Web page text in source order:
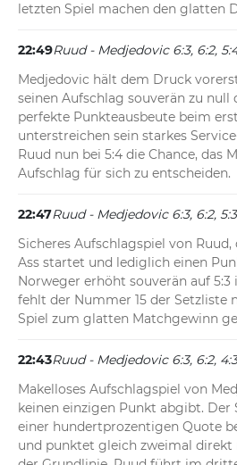
letzten Spiel machen den glatten
22:49Ruud - Medjedovic 6:3, 6:2,
Medjedovic hält dem Druck
seinen Aufschlag souverän zu null
perfekte Punkteausbeute beim
unterstreichen sein starkes
Ruud nun bei 5:4 die Chance, das
Aufschlag für sich zu entscheiden.
22:47Ruud - Medjedovic 6:3, 6:2, 5:3
Sicheres Aufschlagspiel von
Ass startet und lediglich einen
Norweger erhöht souverän auf
fehlt der Nummer 15 der Setzliste
Spiel zum glatten Matchgewinn
22:43Ruud - Medjedovic 6:3, 6:2, 4:3
Makelloses Aufschlagspiel von
keinen einzigen Punkt abgibt. Der
einer hundertprozentigen Quote
und punktet gleich zweimal direkt